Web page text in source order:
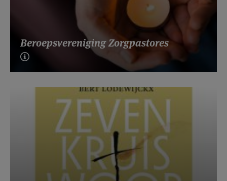
Beroepsvereniging Zorgpastores